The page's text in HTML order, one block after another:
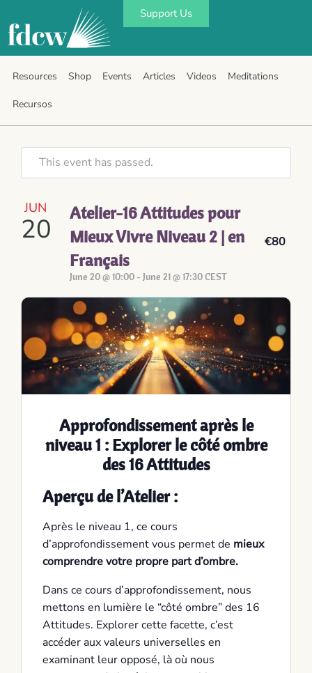
Support Us
Resources Shop Events Articles Videos Meditations
Recursos
This event has passed.
JUN
20
Atelier-16 Attitudes pour
Mieux Vivre Niveau 2 | en
Français
June 20 @ 10:00 -June 21 @ 17:30CEST
€80
Approfondissement après le
niveau 1 : Explorer le côté ombre
des 16 Attitudes
Aperçu de l’Atelier:
Après le niveau 1, ce cours
d’approfondissement vous permet de mieux
comprendre votre propre part d’ombre.
Dans ce cours d’approfondissement, nous
mettons en lumière le “côté ombre” des 16
Attitudes. Explorer cette facette, c’est
accéder aux valeurs universelles en
examinant leur opposé, là où nous